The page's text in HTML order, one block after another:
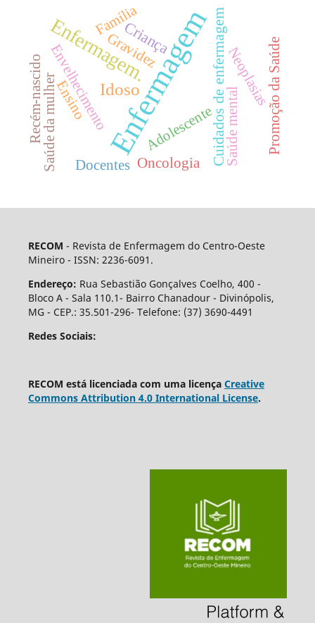
Enfermagem
Enfermagem.
Idoso Cuidados de enfermagem
Criança
Envelhecimento
Saúde da mulher Adolescente
Família
Ensino
Recém-nascido NeoplasiasPromoção da Saúde
Saúde mental
Oncologia
Docentes
Gravidez
RECOM - Revista de Enfermagem do Centro-Oeste
Mineiro - ISSN: 2236-6091.
Endereço: Rua Sebastião Gonçalves Coelho, 400 -
Bloco A - Sala 110.1- Bairro Chanadour - Divinópolis,
MG - CEP.: 35.501-296- Telefone: (37) 3690-4491
Redes Sociais:
RECOM está licenciada com uma licença Creative
Commons Attribution 4.0 International License.